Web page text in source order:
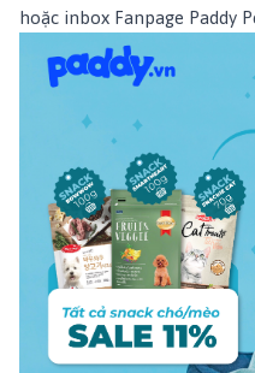
hoặc inbox Fanpage Paddy